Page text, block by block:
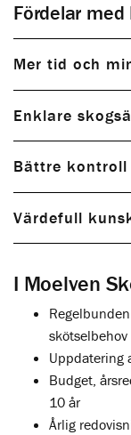
Fördelar
Mer tid och
Enklare
Bättre
Värdefull
I Moelven
skötselbehov
Uppdatering
Budget,
10 år
Årlig